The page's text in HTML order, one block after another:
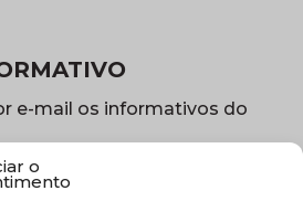
o
e-mail os informativos do